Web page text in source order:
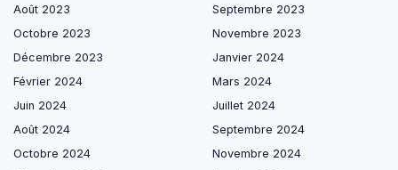
Août 2023
Septembre 2023
Octobre 2023
Novembre 2023
Décembre 2023
Janvier 2024
Février 2024
Mars 2024
Juin 2024
Juillet 2024
Août 2024
Septembre 2024
Octobre 2024
Novembre 2024